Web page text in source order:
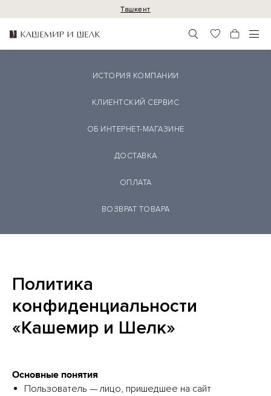
Ташкент
ИСТОРИЯ КОМПАНИИ
КЛИЕНТСКИЙ СЕРВИС
ОБ ИНТЕРНЕТ-МАГАЗИНЕ
ДОСТАВКА
ОПЛАТА
ВОЗВРАТ ТОВАРА
Политика
конфиденциальности
«Кашемир и Шелк»
Основные понятия
Пользователь — лицо, пришедшее на сайт